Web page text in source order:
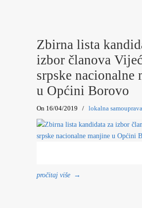
Zbirna lista
izbor članova
srpske nacionalne
u Općini Borovo
On 16/04/2019 / lokalna samouprava
pročitaj više →